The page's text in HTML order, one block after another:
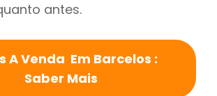
antes.
A Venda Em Barcelos :
Saber Mais